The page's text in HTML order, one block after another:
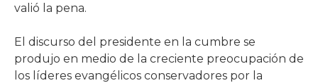
valió la pena.
El discurso del presidente en la cumbre se
produjo en medio de la creciente preocupación de
los líderes evangélicos conservadores por la